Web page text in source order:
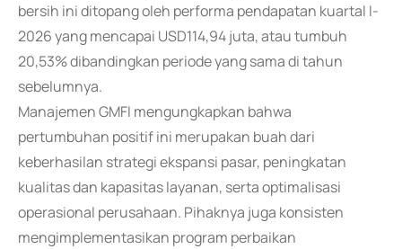
bersih ini ditopang oleh performa pendapatan kuartal I-
2026 yang mencapai USD114,94 juta, atau tumbuh
20,53% dibandingkan periode yang sama di tahun
sebelumnya.
Manajemen GMFI mengungkapkan bahwa
pertumbuhan positif ini merupakan buah dari
keberhasilan strategi ekspansi pasar, peningkatan
kualitas dan kapasitas layanan, serta optimalisasi
operasional perusahaan. Pihaknya juga konsisten
mengimplementasikan program perbaikan